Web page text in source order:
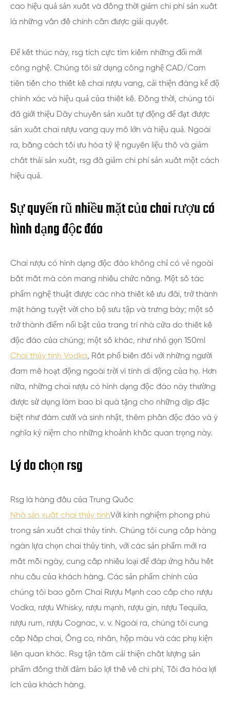
cao hiệu quả sản xuất và đồng thời giảm chi phí sản xuất
là những vấn đề chính cần được giải quyết.
Để kết thúc này, rsg tích cực tìm kiếm những đổi mới
công nghệ. Chúng tôi sử dụng công nghệ CAD/Cam
tiên tiến cho thiết kế chai rượu vang, cải thiện đáng kể độ
chính xác và hiệu quả của thiết kế. Đồng thời, chúng tôi
đã giới thiệu Dây chuyền sản xuất tự động để đạt được
sản xuất chai rượu vang quy mô lớn và hiệu quả. Ngoài
ra, bằng cách tối ưu hóa tỷ lệ nguyên liệu thô và giảm
chất thải sản xuất, rsg đã giảm chi phí sản xuất một cách
hiệu quả.
Sự quyến rũ nhiều mặt của chai rượu có
hình dạng độc đáo
Chai rượu có hình dạng độc đáo không chỉ có vẻ ngoài
bắt mắt mà còn mang nhiều chức năng. Một số tác
phẩm nghệ thuật được các nhà thiết kế ưu đãi, trở thành
mặt hàng tuyệt vời cho bộ sưu tập và trưng bày; một số
trở thành điểm nổi bật của trang trí nhà cửa do thiết kế
độc đáo của chúng; một số khác, như nhỏ gọn 150ml
Chai thủy tinh Vodka, Rất phổ biến đối với những người
đam mê hoạt động ngoài trời vì tính di động của họ. Hơn
nữa, những chai rượu có hình dạng độc đáo này thường
được sử dụng làm bao bì quà tặng cho những dịp đặc
biệt như đám cưới và sinh nhật, thêm phần độc đáo và ý
nghĩa kỷ niệm cho những khoảnh khắc quan trọng này.
Lý do chọn rsg
Rsg là hàng đầu của Trung Quốc
Nhà sản xuất chai thủy tinhVới kinh nghiệm phong phú
trong sản xuất chai thủy tinh. Chúng tôi cung cấp hàng
ngàn lựa chọn chai thủy tinh, với các sản phẩm mới ra
mắt mỗi ngày, cung cấp nhiều loại để đáp ứng hầu hết
nhu cầu của khách hàng. Các sản phẩm chính của
chúng tôi bao gồm Chai Rượu Mạnh cao cấp cho rượu
Vodka, rượu Whisky, rượu mạnh, rượu gin, rượu Tequila,
rượu rum, rượu Cognac, v. v. Ngoài ra, chúng tôi cung
cấp Nắp chai, Ống co, nhãn, hộp màu và các phụ kiện
liên quan khác. Rsg tận tâm cải thiện chất lượng sản
phẩm đồng thời đảm bảo lợi thế về chi phí, Tối đa hóa lợi
ích của khách hàng.